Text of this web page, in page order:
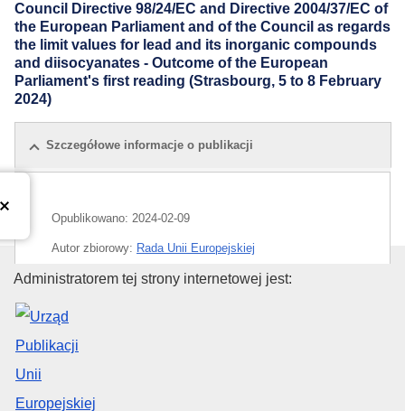
Council Directive 98/24/EC and Directive 2004/37/EC of
the European Parliament and of the Council as regards
the limit values for lead and its inorganic compounds
and diisocyanates - Outcome of the European
Parliament's first reading (Strasbourg, 5 to 8 February
2024)
Szczegółowe informacje o publikacji
Opublikowano: 2024-02-09
Autor zbiorowy: Rada Unii Europejskiej
IMMC : ST 6109 2024 INIT
Urząd Publikacji Unii
Administratorem tej strony internetowej jest: